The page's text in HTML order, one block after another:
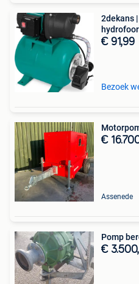
2dekans
€ 91,99
Bezoek
€
Assenede
Pomp
€